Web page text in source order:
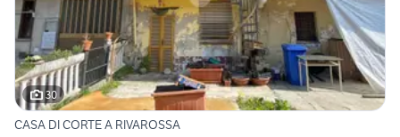
30
CASA DI CORTE A RIVAROSSA